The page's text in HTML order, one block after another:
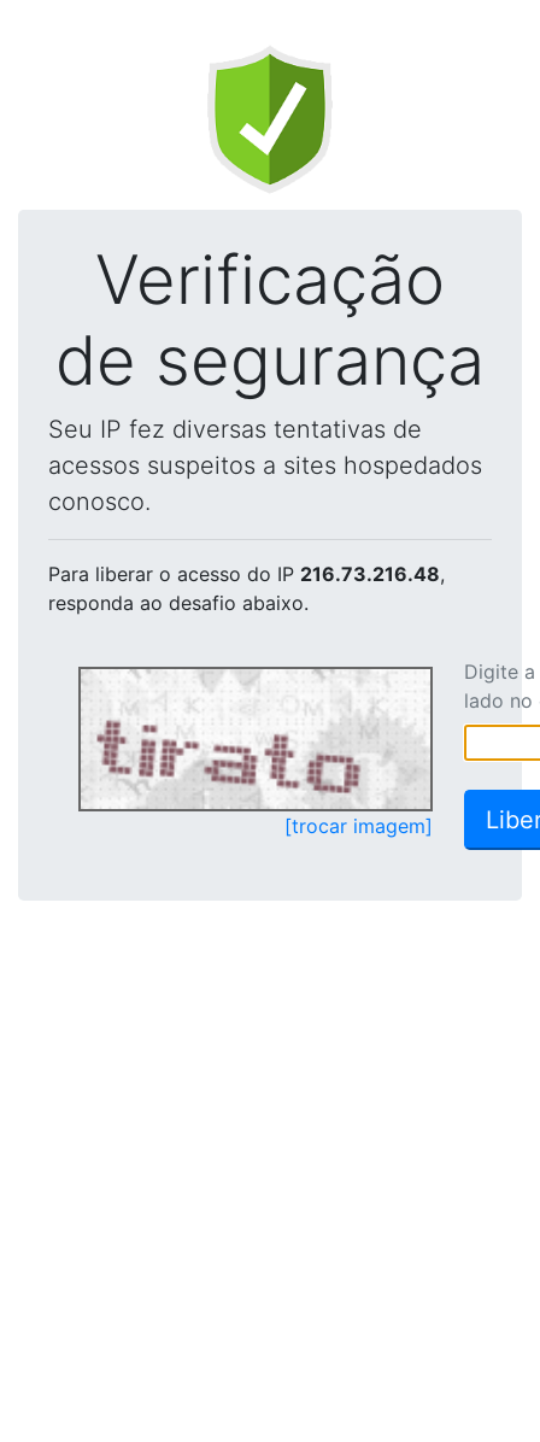
Verificação
de segurança
Seu IP fez diversas tentativas de
acessos suspeitos a sites hospedados
conosco.
Para liberar o acesso do IP 216.73.216.48,
responda ao desafio abaixo.
[trocar imagem]
Digite
lado no